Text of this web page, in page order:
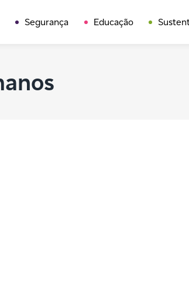
Segurança Educação